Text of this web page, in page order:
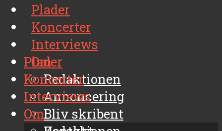
Plader
Koncerter
Interviews
Om
Redaktionen
Annoncering
Bliv skribent
Plader
Koncerter
Interviews
Om